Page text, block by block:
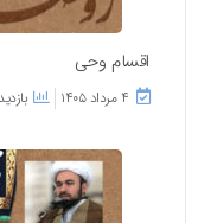
اقسام وحی
۴ مرداد ۱۴۰۵ بازدید : 65